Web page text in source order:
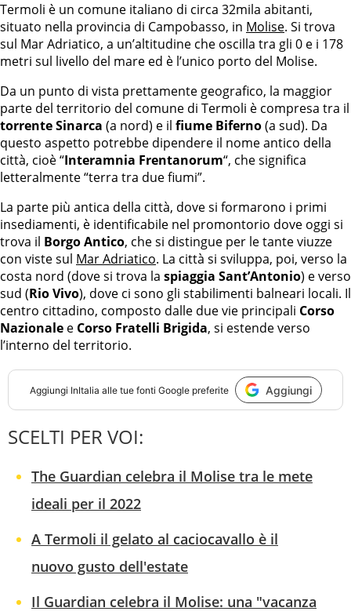
Termoli è un comune italiano di circa 32mila abitanti,
situato nella provincia di Campobasso, in Molise. Si trova
sul Mar Adriatico, a un’altitudine che oscilla tra gli 0 e i 178
metri sul livello del mare ed è l’unico porto del Molise.
Da un punto di vista prettamente geografico, la maggior
parte del territorio del comune di Termoli è compresa tra il
torrente Sinarca (a nord) e il fiume Biferno(a sud). Da
questo aspetto potrebbe dipendere il nome antico della
città, cioè “Interamnia Frentanorum“, che significa
letteralmente “terra tra due fiumi”.
La parte più antica della città, dove si formarono i primi
insediamenti, è identificabile nel promontorio dove oggi si
trova il Borgo Antico, che si distingue per le tante viuzze
con viste sul Mar Adriatico. La città si sviluppa, poi, verso la
costa nord (dove si trova la spiaggia Sant’Antonio) e verso
sud (Rio Vivo), dove ci sono gli stabilimenti balneari locali. Il
centro cittadino, composto dalle due vie principali Corso
Nazionale e Corso Fratelli Brigida, si estende verso
l’interno del territorio.
Aggiungi InItalia alle tue fonti Google preferite Aggiungi
SCELTI PER VOI:
The Guardian celebra il Molise tra le mete
ideali per il 2022
A Termoli il gelato al caciocavallo è il
nuovo gusto dell'estate
Il Guardian celebra il Molise: una "vacanza